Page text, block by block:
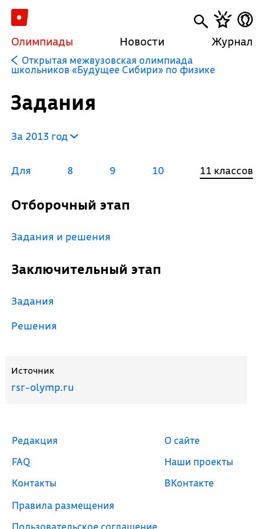
Олимпиады Новости Журнал
Открытая межвузовская олимпиада
школьников «Будущее Сибири» по физике
Задания
За 2013 год
Для 8 9 10 11 классов
Отборочный этап
Задания и решения
Заключительный этап
Задания
Решения
Источник
rsr-olymp.ru
Редакция
FAQ
Контакты
Правила размещения
Пользовательское соглашение
О сайте
Наши проекты
ВКонтакте